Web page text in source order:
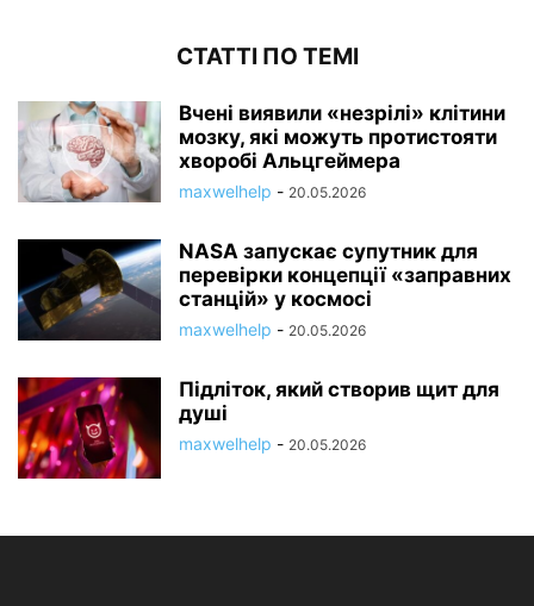
СТАТТІ ПО ТЕМІ
Вчені виявили «незрілі» клітини
мозку, які можуть протистояти
хворобі Альцгеймера
maxwelhelp - 20.05.2026
NASA запускає супутник для
перевірки концепції «заправних
станцій» у космосі
maxwelhelp - 20.05.2026
Підліток, який створив щит для
душі
maxwelhelp - 20.05.2026